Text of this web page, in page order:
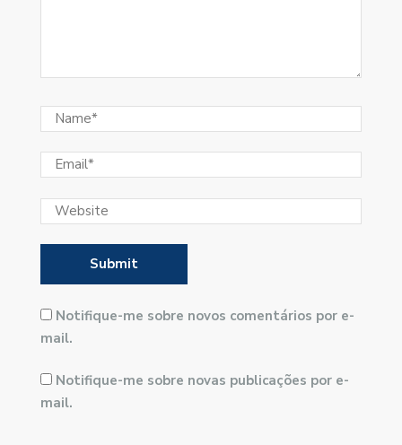
Notifique-me sobre novos comentários por e-
mail.
Notifique-me sobre novas publicações por e-
mail.